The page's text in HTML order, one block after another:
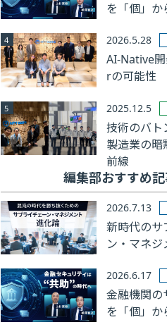
編集部おすすめ
2026.7.13
新時代のサ
ン・マネジ
2026.6.17
金融機関の
を「個」か
を「個」か
2026.5.28
AI-Native
rの可能性
2025.12.5
技術のバト
製造業の暗
前線